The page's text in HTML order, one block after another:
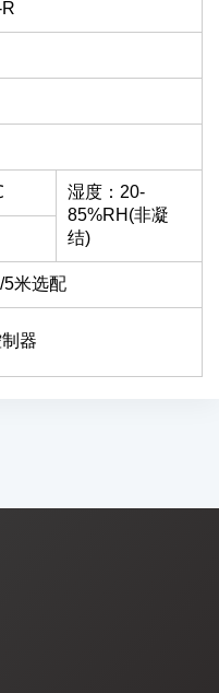
湿度：20-
85%RH(非凝
结)
5米选配
器